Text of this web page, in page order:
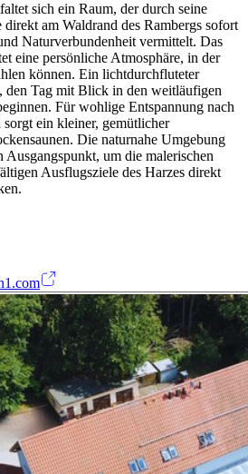
sich ein Raum, der durch seine
am Waldrand des Rambergs sofort
Naturverbundenheit vermittelt. Das
eine persönliche Atmosphäre, in der
können. Ein lichtdurchfluteter
den Tag mit Blick in den weitläufigen
Für wohlige Entspannung nach
ein kleiner, gemütlicher
Die naturnahe Umgebung
Ausgangspunkt, um die malerischen
Ausflugsziele des Harzes direkt